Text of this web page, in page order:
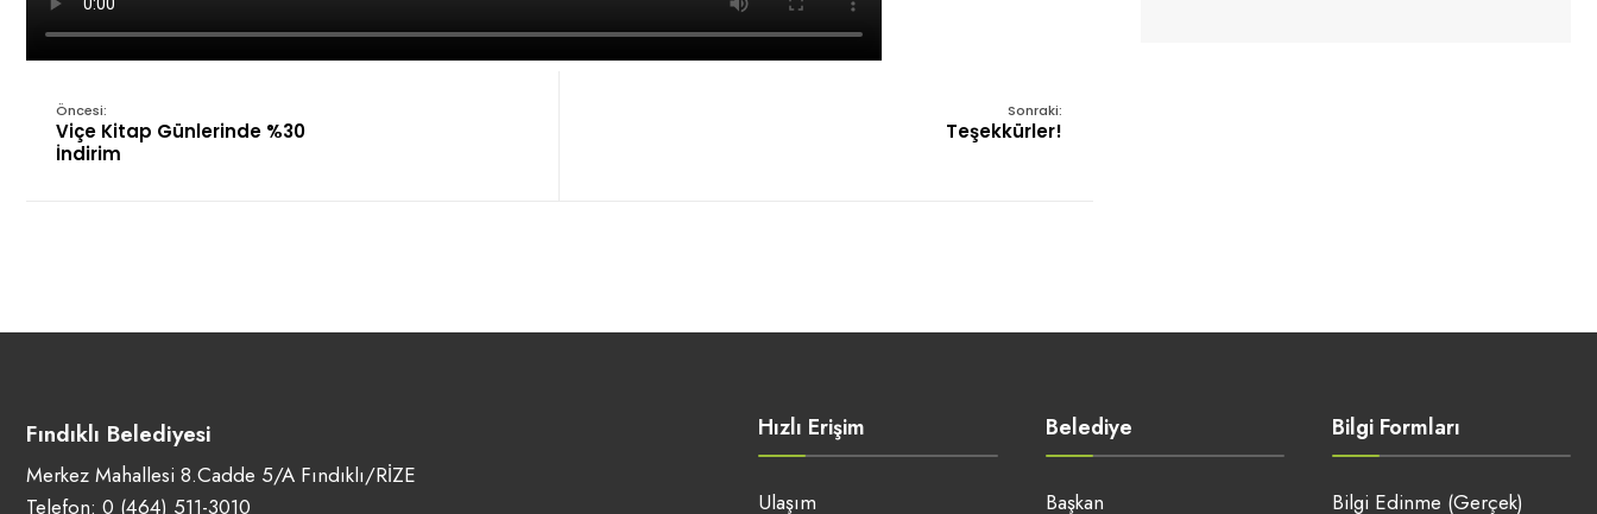
Öncesi:
Viçe Kitap Günlerinde %30
İndirim
Sonraki:
Teşekkürler!
Fındıklı Belediyesi
Merkez Mahallesi 8.Cadde 5/A Fındıklı/RİZE
Telefon: 0 (464) 511-3010
Hızlı Erişim
Ulaşım
Belediye
Başkan
Bilgi Formları
Bilgi Edinme (Gerçek)